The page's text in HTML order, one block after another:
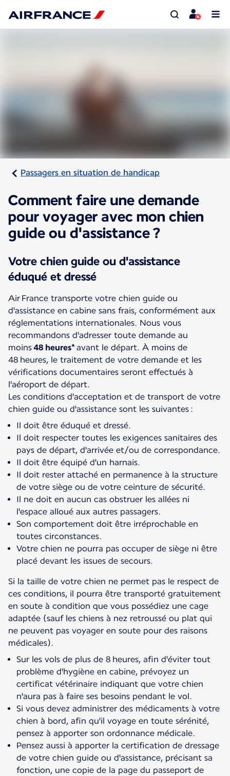
Passagers en situation de handicap
Comment faire une demande
pour voyager avec mon chien
guide ou d'assistance ?
Votre chien guide ou d'assistance
éduqué et dressé
Air France transporte votre chien guide ou
d'assistance en cabine sans frais, conformément aux
réglementations internationales. Nous vous
recommandons d'adresser toute demande au
moins48 heures* avant le départ. À moins de
48 heures, le traitement de votre demande et les
vérifications documentaires seront effectués à
l'aéroport de départ.
Les conditions d'acceptation et de transport de votre
Il doit être éduqué et dressé.
Il doit respecter toutes les exigences sanitaires des
pays de départ, d'arrivée et/ou de correspondance.
Il doit être équipé d'un harnais.
Il doit rester attaché en permanence à la structure
de votre siège ou de votre ceinture de sécurité.
Il ne doit en aucun cas obstruer les allées ni
l'espace alloué aux autres passagers.
Son comportement doit être irréprochable en
toutes circonstances.
Votre chien ne pourra pas occuper de siège ni être
placé devant les issues de secours.
Si la taille de votre chien ne permet pas le respect de
ces conditions, il pourra être transporté gratuitement
en soute à condition que vous possédiez une cage
adaptée (sauf les chiens à nez retroussé ou plat qui
ne peuvent pas voyager en soute pour des raisons
médicales).
Sur les vols de plus de 8 heures, afin d'éviter tout
problème d'hygiène en cabine, prévoyez un
certificat vétérinaire indiquant que votre chien
n'aura pas à faire ses besoins pendant le vol.
Si vous devez administrer des médicaments à votre
chien à bord, afin qu'il voyage en toute sérénité,
pensez à apporter son ordonnance médicale.
Pensez aussi à apporter la certification de dressage
de votre chien guide ou d'assistance, précisant sa
fonction, une copie de la page du passeport de